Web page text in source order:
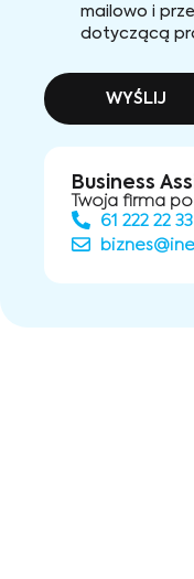
mailowo i
dotyczącą
WYŚLIJ
Business
Twoja firma
61 222 22 33